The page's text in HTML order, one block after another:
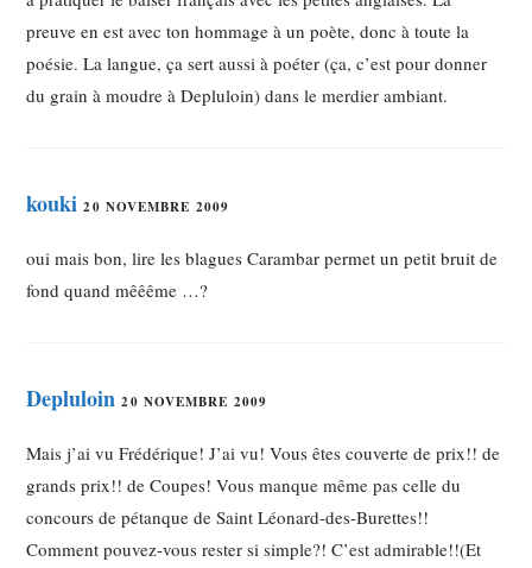
preuve en est avec ton hommage à un poète, donc à toute la
poésie. La langue, ça sert aussi à poéter (ça, c’est pour donner
du grain à moudre à Depluloin) dans le merdier ambiant.
kouki 20 NOVEMBRE 2009
oui mais bon, lire les blagues Carambar permet un petit bruit de
fond quand mêêême …?
Depluloin 20 NOVEMBRE 2009
Mais j’ai vu Frédérique! J’ai vu! Vous êtes couverte de prix!! de
grands prix!! de Coupes! Vous manque même pas celle du
concours de pétanque de Saint Léonard-des-Burettes!!
Comment pouvez-vous rester si simple?! C’est admirable!!(Et